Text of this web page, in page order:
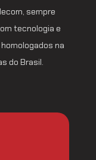
sempre
tecnologia e
na
do Brasil.